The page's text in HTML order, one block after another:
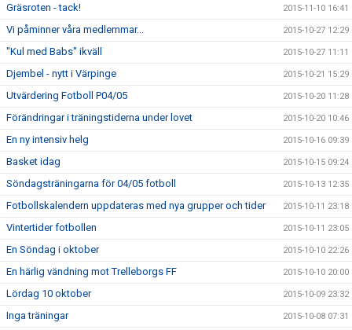
Gräsroten - tack! 2015-11-10 16:41
Vi påminner våra medlemmar... 2015-10-27 12:29
"Kul med Babs" ikväll 2015-10-27 11:11
Djembel - nytt i Värpinge 2015-10-21 15:29
Utvärdering Fotboll P04/05 2015-10-20 11:28
Förändringar i träningstiderna under lovet 2015-10-20 10:46
En ny intensiv helg 2015-10-16 09:39
Basket idag 2015-10-15 09:24
Söndagsträningarna för 04/05 fotboll 2015-10-13 12:35
Fotbollskalendern uppdateras med nya grupper och tider 2015-10-11 23:18
Vintertider fotbollen 2015-10-11 23:05
En Söndag i oktober 2015-10-10 22:26
En härlig vändning mot Trelleborgs FF 2015-10-10 20:00
Lördag 10 oktober 2015-10-09 23:32
Inga träningar 2015-10-08 07:31